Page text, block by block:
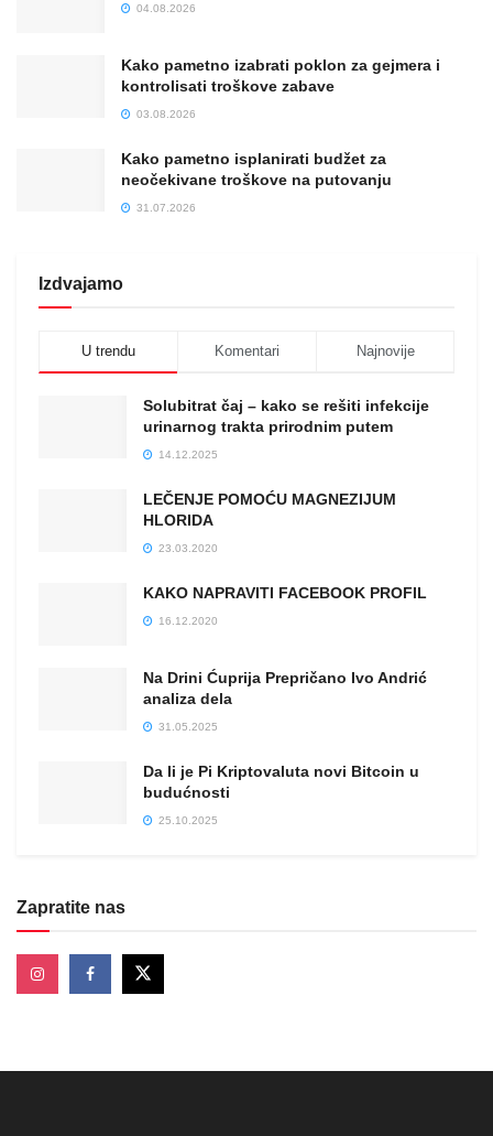
04.08.2026
Kako pametno izabrati poklon za gejmera i
kontrolisati troškove zabave
03.08.2026
Kako pametno isplanirati budžet za
neočekivane troškove na putovanju
31.07.2026
Izdvajamo
U trendu Komentari Najnovije
Solubitrat čaj – kako se rešiti infekcije
urinarnog trakta prirodnim putem
14.12.2025
LEČENJE POMOĆU MAGNEZIJUM
HLORIDA
23.03.2020
KAKO NAPRAVITI FACEBOOK PROFIL
16.12.2020
Na Drini Ćuprija Prepričano Ivo Andrić
analiza dela
31.05.2025
Da li je Pi Kriptovaluta novi Bitcoin u
budućnosti
25.10.2025
Zapratite nas